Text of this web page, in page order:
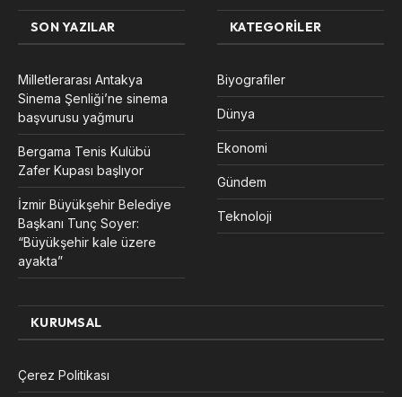
SON YAZILAR
Milletlerarası Antakya
Sinema Şenliği’ne sinema
başvurusu yağmuru
Bergama Tenis Kulübü
Zafer Kupası başlıyor
İzmir Büyükşehir Belediye
Başkanı Tunç Soyer:
“Büyükşehir kale üzere
ayakta”
KATEGORILER
Biyografiler
Dünya
Ekonomi
Gündem
Teknoloji
KURUMSAL
Çerez Politikası